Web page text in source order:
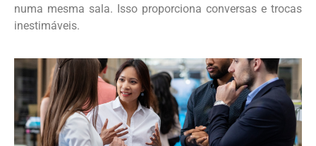
numa mesma sala. Isso proporciona conversas e trocas
inestimáveis.